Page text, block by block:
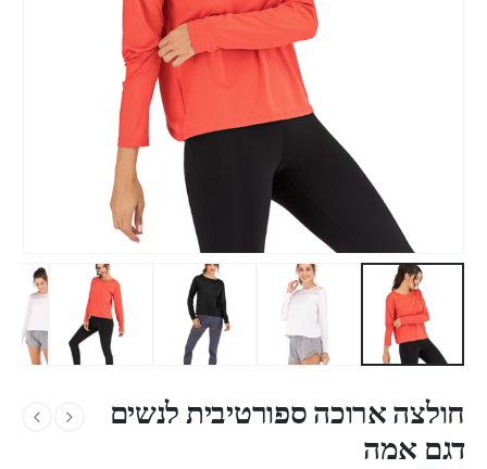
חולצה ארוכה ספורטיבית לנשים
דגם אמה